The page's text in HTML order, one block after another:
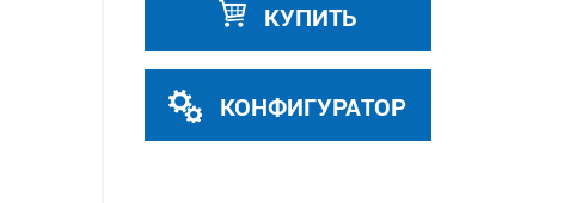
КУПИТЬ
КОНФИГУРАТОР